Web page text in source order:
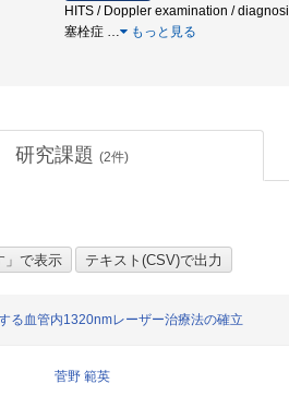
HITS / Doppler examination /
塞栓症 … もっと見る
研究課題 (2件)
る血管内1320nmレーザー治療法の確立
菅野 範英